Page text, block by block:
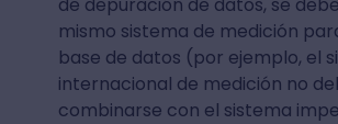
mismo sistema de medición
base de datos (por ejemplo, el
internacional de medición no
combinarse con el sistema